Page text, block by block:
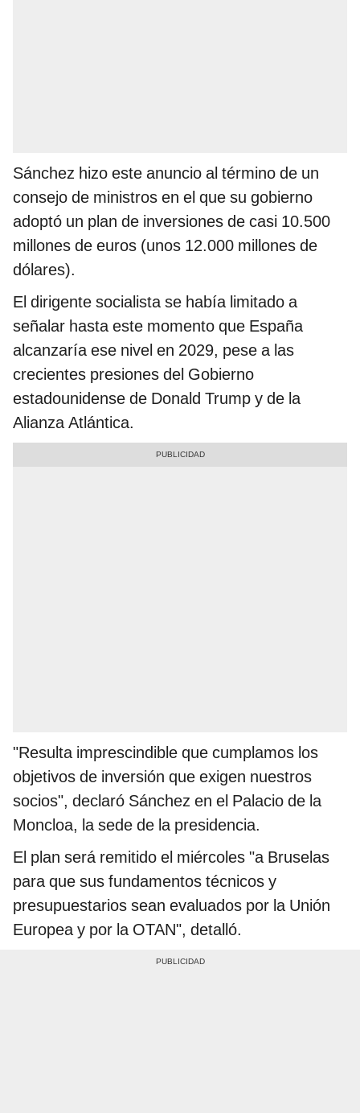
Sánchez hizo este anuncio al término de un
consejo de ministros en el que su gobierno
adoptó un plan de inversiones de casi 10.500
millones de euros (unos 12.000 millones de
dólares).
El dirigente socialista se había limitado a
señalar hasta este momento que España
alcanzaría ese nivel en 2029, pese a las
crecientes presiones del Gobierno
estadounidense de Donald Trump y de la
Alianza Atlántica.
"Resulta imprescindible que cumplamos los
objetivos de inversión que exigen nuestros
socios", declaró Sánchez en el Palacio de la
Moncloa, la sede de la presidencia.
El plan será remitido el miércoles "a Bruselas
para que sus fundamentos técnicos y
presupuestarios sean evaluados por la Unión
Europea y por la OTAN", detalló.